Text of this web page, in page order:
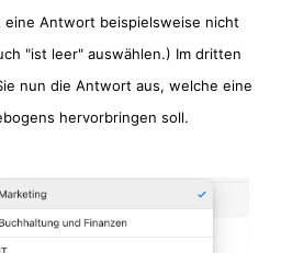
eine Antwort beispielsweise nicht
"ist leer" auswählen.) Im dritten
nun die Antwort aus, welche eine
hervorbringen soll.